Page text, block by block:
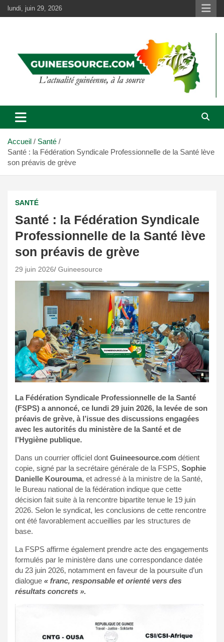
Aller
au
lundi, juin 29, 2026
Accueil
Santé
Santé : la Fédération Syndicale Professionnelle de la Santé lève
son préavis de grève
SANTÉ
Santé : la Fédération Syndicale
Professionnelle de la Santé lève
son préavis de grève
29 juin 2026 Guineesource
La Fédération Syndicale Professionnelle de la Santé
(FSPS) a annoncé, ce lundi 29 juin 2026, la levée de son
préavis de grève, à l’issue des discussions engagées
avec les autorités du ministère de la Santé et de
l’Hygiène publique.
Dans un courrier officiel dont Guineesource.com détient
copie, signé par la secrétaire générale de la FSPS, Sophie
Danielle Kourouma, et adressé à la ministre de la Santé,
le Bureau national de la fédération indique que cette
décision fait suite à la rencontre bipartite tenue le 19 juin
2026. Selon le syndicat, les conclusions de cette rencontre
ont été favorablement accueillies par les structures de
base.
La FSPS affirme également prendre acte des engagements
formulés par le ministère dans une correspondance datée
du 23 juin 2026, notamment en faveur de la poursuite d’un
dialogue « franc, responsable et orienté vers des
résultats concrets ».